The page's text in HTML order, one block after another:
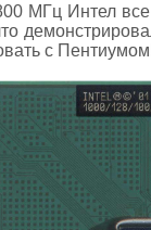
МГц Интел все
с